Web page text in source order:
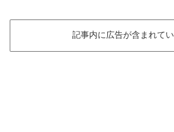
記事内に広告が含まれてい